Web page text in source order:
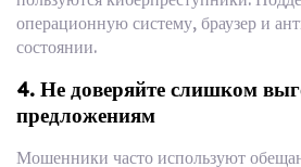
операционную систему, браузер и
состоянии.
4. Не доверяйте слишком
предложениям
Мошенники часто используют